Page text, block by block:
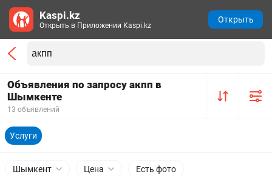
Объявления по запросу акпп в
Шымкенте
13 объявлений
Услуги
Шымкент Цена Есть фото
Kaspi.kz
Открыть в Приложении Kaspi.kz
Открыть